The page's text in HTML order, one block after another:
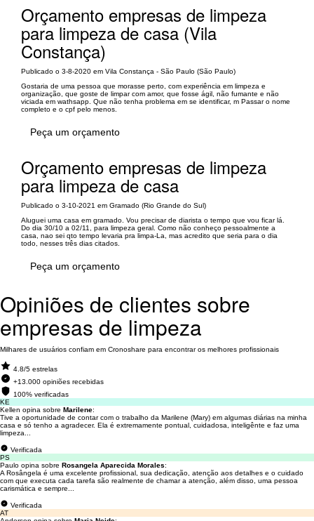
Orçamento empresas de limpeza
para limpeza de casa (Vila
Constança)
Publicado o 3-8-2020 em Vila Constança - São Paulo (São Paulo)
Gostaria de uma pessoa que morasse perto, com experiência em limpeza e
organização, que goste de limpar com amor, que fosse ágil, não fumante e não
viciada em wathsapp. Que não tenha problema em se identificar, m Passar o nome
completo e o cpf pelo menos.
Peça um orçamento
Orçamento empresas de limpeza
para limpeza de casa
Publicado o 3-10-2021 em Gramado (Rio Grande do Sul)
Aluguei uma casa em gramado. Vou precisar de diarista o tempo que vou ficar lá.
Do dia 30/10 a 02/11, para limpeza geral. Como não conheço pessoalmente a
casa, nao sei qto tempo levaria pra limpa-La, mas acredito que seria para o dia
todo, nesses três dias citados.
Peça um orçamento
Opiniões de clientes sobre
empresas de limpeza
Milhares de usuários confiam em Cronoshare para encontrar os melhores profissionais
4.8/5 estrelas
+13.000 opiniões recebidas
100% verificadas
KE
Kellen opina sobre Marilene:
Tive a oportunidade de contar com o trabalho da Marilene (Mary) em algumas diárias na minha
casa e só tenho a agradecer. Ela é extremamente pontual, cuidadosa, inteligênte e faz uma
limpeza...
Verificada
PS
Paulo opina sobre Rosangela Aparecida Morales:
A Rosângela é uma excelente profissional, sua dedicação, atenção aos detalhes e o cuidado
com que executa cada tarefa são realmente de chamar a atenção, além disso, uma pessoa
carismática e sempre...
Verificada
AT